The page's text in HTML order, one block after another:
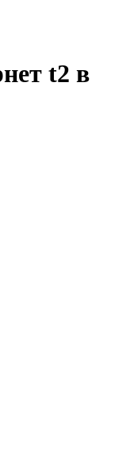
t2 в